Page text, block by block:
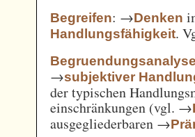
Begreifen: →Denken
Handlungsfähigkeit.
→subjektiver
der typischen
einschränkungen (vgl. →
ausgegliederbaren →